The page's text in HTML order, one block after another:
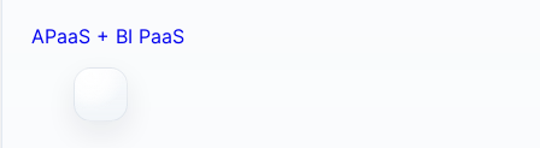
APaaS + BI PaaS